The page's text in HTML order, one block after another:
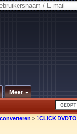
Meer
> 1CLICK